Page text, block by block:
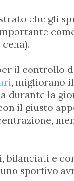
che gli
il controllo
, migliorano
durante la
il giusto
bilanciati e
sportivo